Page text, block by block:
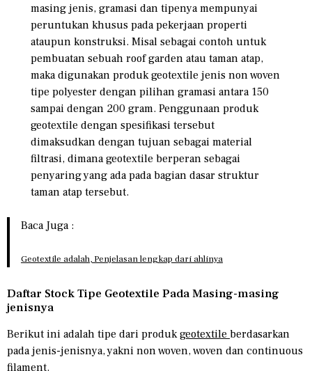
masing jenis, gramasi dan tipenya mempunyai
peruntukan khusus pada pekerjaan properti
ataupun konstruksi. Misal sebagai contoh untuk
pembuatan sebuah roof garden atau taman atap,
maka digunakan produk geotextile jenis non woven
tipe polyester dengan pilihan gramasi antara 150
sampai dengan 200 gram. Penggunaan produk
geotextile dengan spesifikasi tersebut
dimaksudkan dengan tujuan sebagai material
filtrasi, dimana geotextile berperan sebagai
penyaring yang ada pada bagian dasar struktur
taman atap tersebut.
Baca Juga :
Geotextile adalah, Penjelasan lengkap dari ahlinya
Daftar Stock Tipe Geotextile Pada Masing-masing
jenisnya
Berikut ini adalah tipe dari produkgeotextile berdasarkan
pada jenis-jenisnya, yakni non woven, woven dan continuous
filament.